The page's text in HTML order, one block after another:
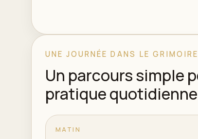
UNE JOURNÉE DANS LE GRIMOIRE
Un parcours simple
pratique
MATIN